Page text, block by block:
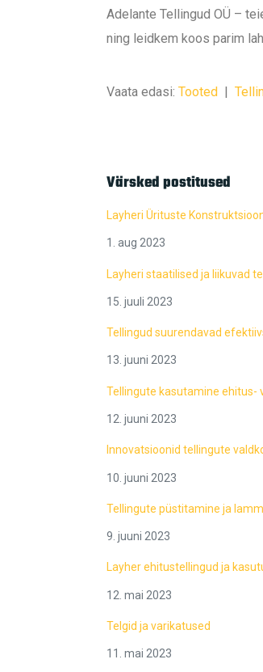
Adelante Tellingud OÜ –
ning leidkem koos parim
Vaata edasi: Tooted |
Värsked postitused
Layheri Ürituste
1. aug 2023
Layheri staatilised ja liikuvad
15. juuli 2023
Tellingud suurendavad
13. juuni 2023
Tellingute kasutamine ehitus-
12. juuni 2023
Innovatsioonid tellingute
10. juuni 2023
Tellingute püstitamine ja
9. juuni 2023
Layher ehitustellingud ja
12. mai 2023
Telgid ja varikatused
11. mai 2023